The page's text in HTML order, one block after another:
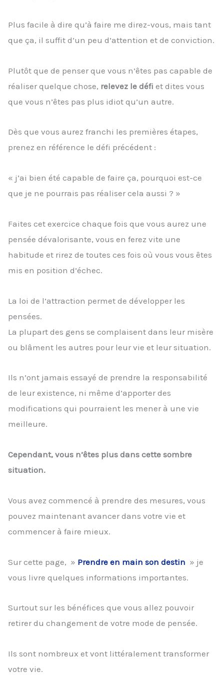
Plus facile à dire qu’à faire me direz-vous, mais tant
que ça, il suffit d’un peu d’attention et de conviction.
Plutôt que de penser que vous n’êtes pas capable de
réaliser quelque chose, relevez le défi et dites vous
que vous n’êtes pas plus idiot qu’un autre.
Dès que vous aurez franchi les premières étapes,
prenez en référence le défi précédent :
« j’ai bien été capable de faire ça, pourquoi est-ce
que je ne pourrais pas réaliser cela aussi ? »
Faites cet exercice chaque fois que vous aurez une
pensée dévalorisante, vous en ferez vite une
habitude et rirez de toutes ces fois où vous vous êtes
mis en position d’échec.
La loi de l’attraction permet de développer les
pensées.
La plupart des gens se complaisent dans leur misère
ou blâment les autres pour leur vie et leur situation.
Ils n’ont jamais essayé de prendre la responsabilité
de leur existence, ni même d’apporter des
modifications qui pourraient les mener à une vie
meilleure.
Cependant, vous n’êtes plus dans cette sombre
situation.
Vous avez commencé à prendre des mesures, vous
pouvez maintenant avancer dans votre vie et
commencer à faire mieux.
Sur cette page, » Prendre en main son destin » je
vous livre quelques informations importantes.
Surtout sur les bénéfices que vous allez pouvoir
retirer du changement de votre mode de pensée.
Ils sont nombreux et vont littéralement transformer
votre vie.